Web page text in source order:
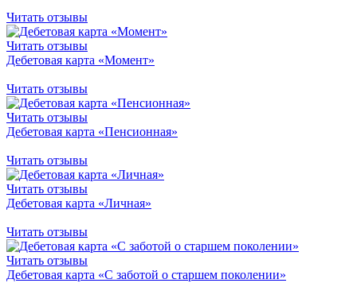
Читать отзывы
Читать отзывы
Дебетовая карта «Момент»
Читать отзывы
Читать отзывы
Дебетовая карта «Пенсионная»
Читать отзывы
Читать отзывы
Дебетовая карта «Личная»
Читать отзывы
Читать отзывы
Дебетовая карта «С заботой о старшем поколении»